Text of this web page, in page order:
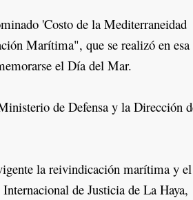
'Costo de la Mediterraneidad
Marítima", que se realizó en
el Día del Mar.
de Defensa y la Dirección
la reivindicación marítima y el
de Justicia de La Haya,